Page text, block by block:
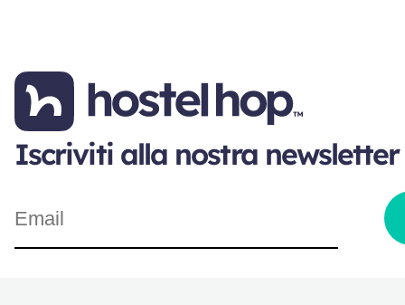
Iscriviti alla nostra newsletter